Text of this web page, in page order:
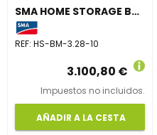
SMA HOME STORAGE BATTERY MODULE 3,2 KWH
REF: HS-BM-3.28-10
3.100,80 €
Impuestos no incluidos.
AÑADIR A LA CESTA